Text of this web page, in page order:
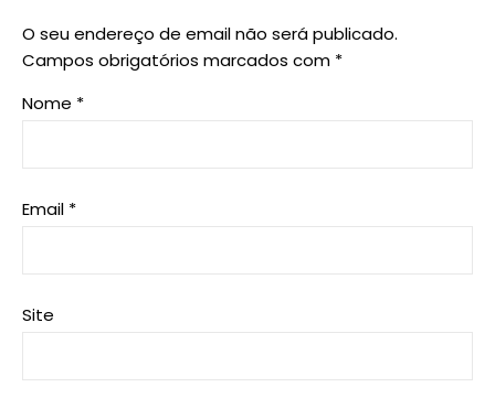
O seu endereço de email não será publicado.
Campos obrigatórios marcados com *
Nome *
Email *
Site